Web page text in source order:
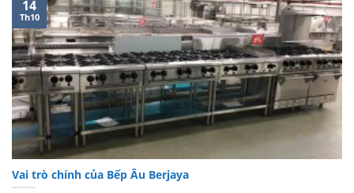
Vai trò chính của Bếp Âu Berjaya
14
Th10